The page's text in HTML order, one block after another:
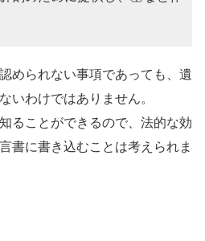
められない事項であっても、遺
いわけではありません。
ることができるので、法的な効
書に書き込むことは考えられま